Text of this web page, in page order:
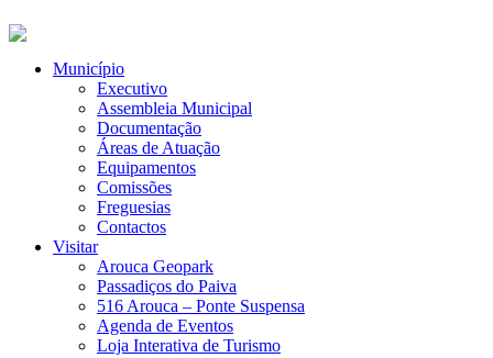
Município
Executivo
Assembleia Municipal
Documentação
Áreas de Atuação
Equipamentos
Comissões
Freguesias
Contactos
Visitar
Arouca Geopark
Passadiços do Paiva
516 Arouca – Ponte Suspensa
Agenda de Eventos
Loja Interativa de Turismo